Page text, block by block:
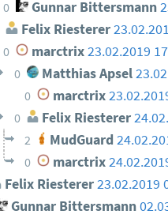
0 Gunnar Bittersmann
Felix Riesterer
0 marctrix23.02.2019
0 Matthias Apsel
0 marctrix
0 Felix Riesterer
2 MudGuard
0 marctrix
Felix Riesterer 23.02.2019
Gunnar Bittersmann